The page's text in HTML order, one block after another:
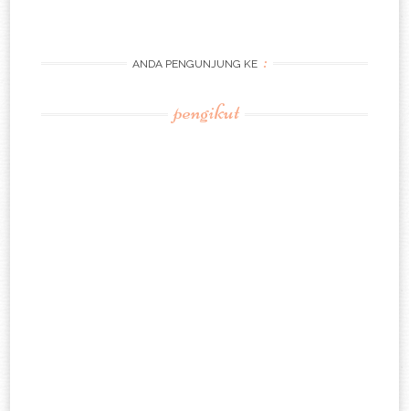
ANDA PENGUNJUNG KE :
pengikut